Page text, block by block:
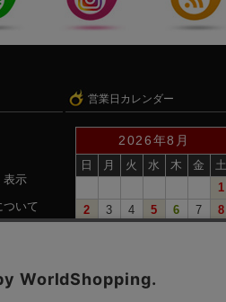
表示
ついて
営業日カレンダー
2026年8月
日 月 火 水 木 金
土
1
2
3 4 5 6 7
8
23
24 25 26